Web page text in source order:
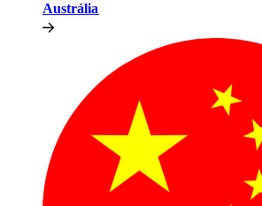
Austrália​​